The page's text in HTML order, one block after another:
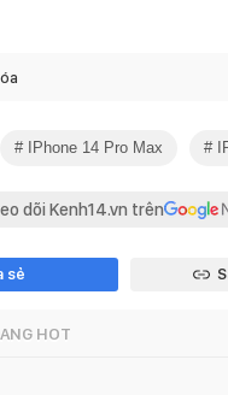
IPhone 14 Pro Max
dõi Kenh14.vn trên
sẻ
HOT